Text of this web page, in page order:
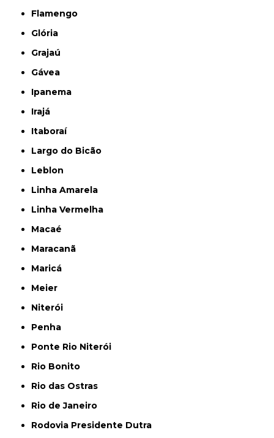
Flamengo
Glória
Grajaú
Gávea
Ipanema
Irajá
Itaboraí
Largo do Bicão
Leblon
Linha Amarela
Linha Vermelha
Macaé
Maracanã
Maricá
Meier
Niterói
Penha
Ponte Rio Niterói
Rio Bonito
Rio das Ostras
Rio de Janeiro
Rodovia Presidente Dutra